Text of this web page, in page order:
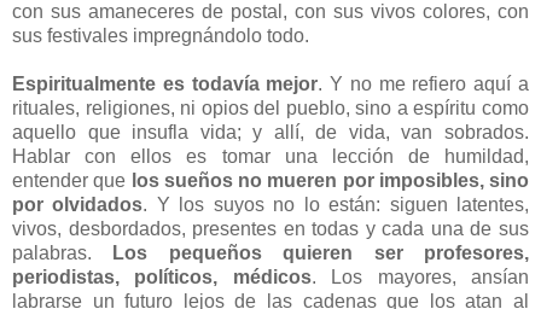
con sus amaneceres de postal, con sus vivos colores, con
sus festivales impregnándolo todo.
Espiritualmente es todavía mejor. Y no me refiero aquí a
rituales, religiones, ni opios del pueblo, sino a espíritu como
aquello que insufla vida; y allí, de vida, van sobrados.
Hablar con ellos es tomar una lección de humildad,
entender que los sueños no mueren por imposibles, sino
por olvidados. Y los suyos no lo están: siguen latentes,
vivos, desbordados, presentes en todas y cada una de sus
palabras.
Los pequeños quieren ser profesores,
periodistas, políticos, médicos. Los mayores, ansían
labrarse un futuro lejos de las cadenas que los atan al